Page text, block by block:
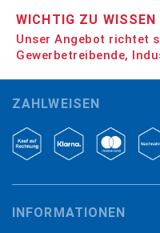
WICHTIG ZU WISSEN
Unser Angebot richtet
Gewerbetreibende,
ZAHLWEISEN
INFORMATIONEN